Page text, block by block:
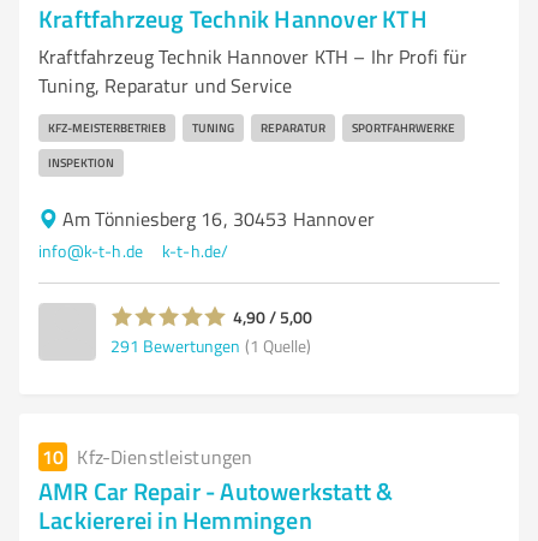
Kraftfahrzeug Technik Hannover KTH
Kraftfahrzeug Technik Hannover KTH – Ihr Profi für
Tuning, Reparatur und Service
KFZ-MEISTERBETRIEB TUNING REPARATUR SPORTFAHRWERKE
INSPEKTION
Am Tönniesberg 16, 30453 Hannover
info@k-t-h.de k-t-h.de/
4,90 / 5,00
291 Bewertungen (1 Quelle)
10 Kfz-Dienstleistungen
AMR Car Repair - Autowerkstatt &
Lackiererei in Hemmingen